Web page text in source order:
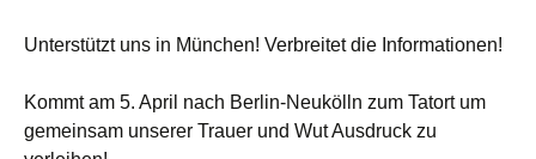
Unterstützt uns in München! Verbreitet die Informationen!
Kommt am 5. April nach Berlin-Neukölln zum Tatort um
gemeinsam unserer Trauer und Wut Ausdruck zu